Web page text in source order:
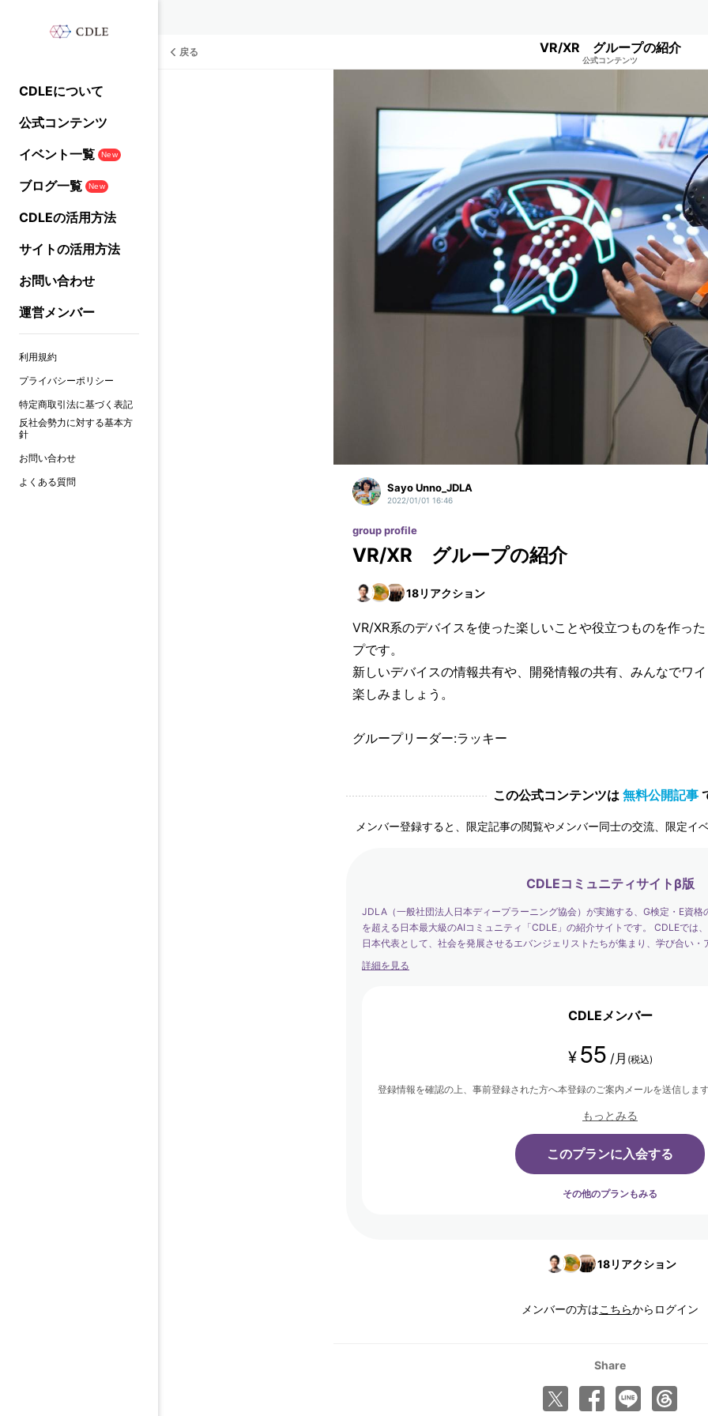
CDLEについて
公式コンテンツ
イベント一覧
New
ブログ一覧 New
CDLEの活用方法
サイトの活用方法
お問い合わせ
運営メンバー
利用規約
プライバシーポリシー
特定商取引法に基づく表記
反社会勢力に対する基本方
針
お問い合わせ
よくある質問
戻る VR/XR グループの紹介
公式コンテンツ
Sayo Unno_JDLA
2022/01/01 16:46
group profile
VR/XR グループの紹介
18リアクション
VR/XR系のデバイスを使った楽しいことや役立つものを作っ
プです。
新しいデバイスの情報共有や、開発情報の共有、みんなでワ
楽しみましょう。
グループリーダー:ラッキー
この公式コンテンツは 無料公開記事
メンバー登録すると、限定記事の閲覧やメンバー同士の交流、限定イ
CDLEコミュニティサイトβ版
JDLA（一般社団法人日本ディープラーニング協会）が実施する、G検定・E資
を超える日本最大級のAIコミュニティ「CDLE」の紹介サイトです。 CDLEでは
日本代表として、社会を発展させるエバンジェリストたちが集まり、学び合い
す。
詳細を見る
CDLEメンバー
¥ 55 /月 (税込)
登録情報を確認の上、事前登録された方へ本登録のご案内メールを送信しま
もっとみる
このプランに入会する
その他のプランもみる
18リアクション
メンバーの方はこちらからログイン
Share